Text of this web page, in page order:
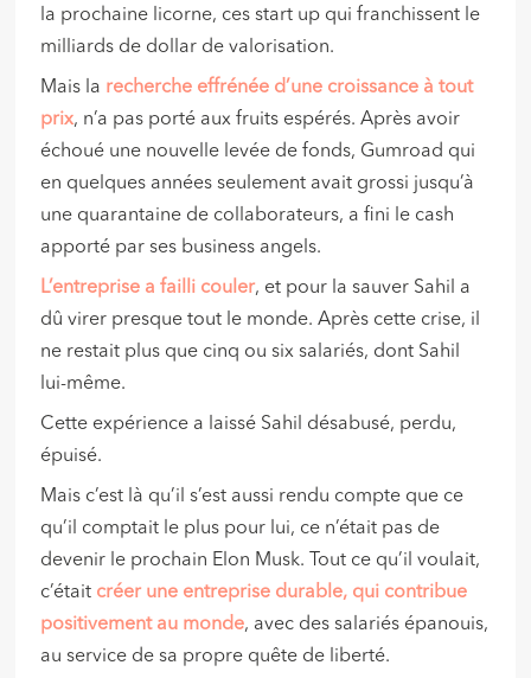
la prochaine licorne, ces start up qui franchissent le
milliards de dollar de valorisation.
Mais la recherche effrénée d’une croissance à tout
prix, n’a pas porté aux fruits espérés. Après avoir
échoué une nouvelle levée de fonds, Gumroad qui
en quelques années seulement avait grossi jusqu’à
une quarantaine de collaborateurs, a fini le cash
apporté par ses business angels.
L’entreprise a failli couler, et pour la sauver Sahil a
dû virer presque tout le monde. Après cette crise, il
ne restait plus que cinq ou six salariés, dont Sahil
lui-même.
Cette expérience a laissé Sahil désabusé, perdu,
épuisé.
Mais c’est là qu’il s’est aussi rendu compte que ce
qu’il comptait le plus pour lui, ce n’était pas de
devenir le prochain Elon Musk. Tout ce qu’il voulait,
c’était créer une entreprise durable, qui contribue
positivement au monde, avec des salariés épanouis,
au service de sa propre quête de liberté.